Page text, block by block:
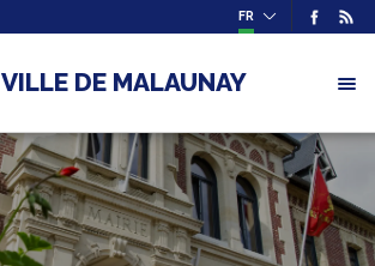
FR
VILLE DE MALAUNAY